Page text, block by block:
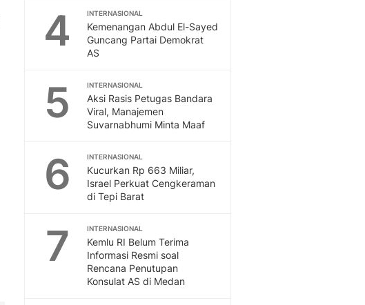
4 INTERNASIONAL
Kemenangan Abdul El-Sayed
Guncang Partai Demokrat
AS
5 INTERNASIONAL
Aksi Rasis Petugas Bandara
Viral, Manajemen
Suvarnabhumi Minta Maaf
6 INTERNASIONAL
Kucurkan Rp 663 Miliar,
Israel Perkuat Cengkeraman
di Tepi Barat
7 INTERNASIONAL
Kemlu RI Belum Terima
Informasi Resmi soal
Rencana Penutupan
Konsulat AS di Medan